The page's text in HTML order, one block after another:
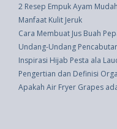
2 Resep Empuk Ayam
Manfaat Kulit Jeruk
Cara Membuat Jus Buah
Undang-Undang
Inspirasi Hijab Pesta ala
Pengertian dan Definisi
Apakah Air Fryer Grapes